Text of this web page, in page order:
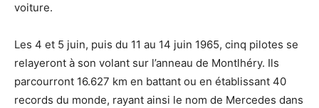
voiture.
Les 4 et 5 juin, puis du 11 au 14 juin 1965, cinq pilotes se
relayeront à son volant sur l’anneau de Montlhéry. Ils
parcourront 16.627 km en battant ou en établissant 40
records du monde, rayant ainsi le nom de Mercedes dans